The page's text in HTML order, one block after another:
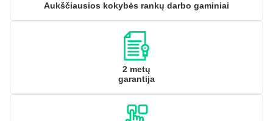
Aukščiausios kokybės rankų darbo gaminiai
2 metų
garantija